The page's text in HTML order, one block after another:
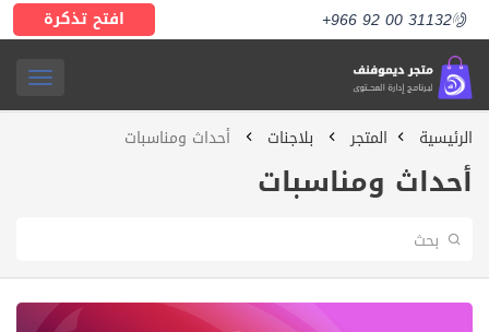
+966 92 00 31132 افتح تذكرة
الرئيسية المتجر بلاجنات أحداث ومناسبات
أحداث ومناسبات